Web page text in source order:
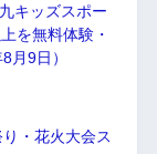
キッズスポー
を無料体験・
月9日）
・花火大会ス